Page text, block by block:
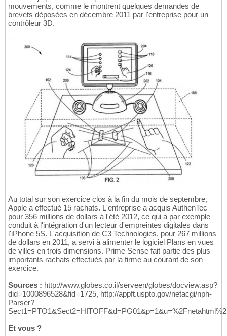
mouvements, comme le montrent quelques demandes de
brevets déposées en décembre 2011 par l'entreprise pour un
contrôleur 3D.
Au total sur son exercice clos à la fin du mois de septembre,
Apple a effectué 15 rachats. L'entreprise a acquis AuthenTec
pour 356 millions de dollars à l'été 2012, ce qui a par exemple
conduit à l'intégration d'un lecteur d'empreintes digitales dans
l'iPhone 5S. L'acquisition de C3 Technologies, pour 267 millions
de dollars en 2011, a servi à alimenter le logiciel Plans en vues
de villes en trois dimensions. Prime Sense fait partie des plus
importants rachats effectués par la firme au courant de son
exercice.
Sources : http://www.globes.co.il/serveen/globes/docview.asp?
did=1000896528&fid=1725, http://appft.uspto.gov/netacgi/nph-
Parser?
Et vous ?